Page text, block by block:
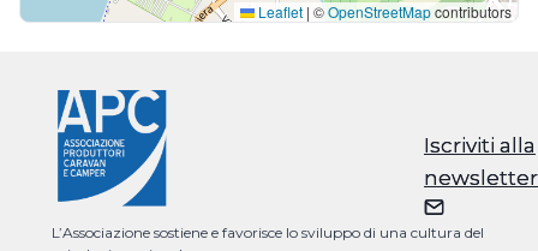
Iscriviti alla
newsletter
Leaflet | ©OpenStreetMapcontributors
L’Associazione sostiene e favorisce lo sviluppo di una cultura del
Iscriviti alla
newsletter